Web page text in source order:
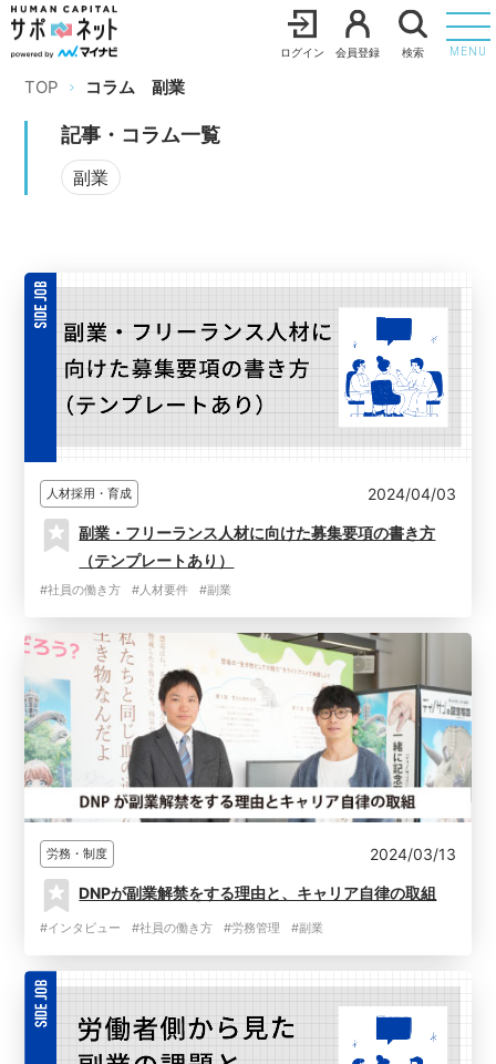
ログイン 会員登録 検索 MENU
TOP コラム副業
記事・コラム一覧
副業
人材採用・育成 2024/04/03
副業・フリーランス人材に向けた募集要項の書き方
（テンプレートあり）
#社員の働き方 #人材要件 #副業
労務・制度 2024/03/13
DNPが副業解禁をする理由と、キャリア自律の取組
#インタビュー #社員の働き方 #労務管理 #副業